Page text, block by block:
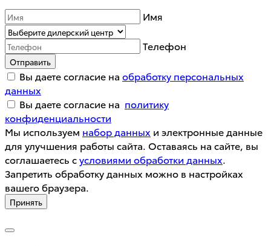
Имя
Телефон
Отправить
Вы даете согласие на обработку персональных
данных
Вы даете согласие на политику
конфиденциальности
Мы используем набор данных и электронные данные
для улучшения работы сайта. Оставаясь на сайте, вы
соглашаетесь сусловиями обработки данных.
Запретить обработку данных можно в настройках
вашего браузера.
Принять